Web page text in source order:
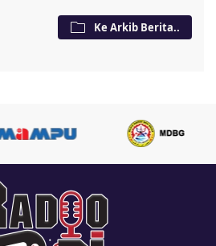
Ke Arkib Berita..